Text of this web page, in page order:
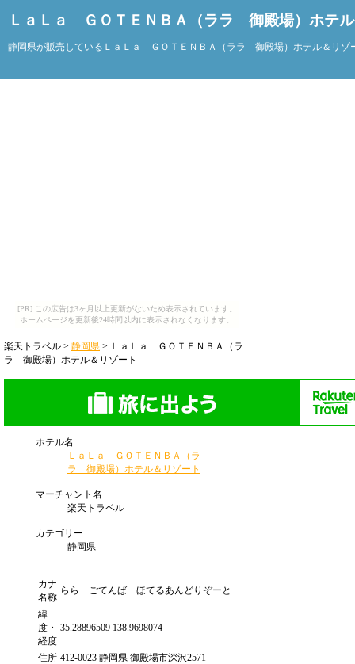
[PR] この広告は3ヶ月以上更新がないため表示されています。
ホームページを更新後24時間以内に表示されなくなります。
ＬａＬａ ＧＯＴＥＮＢＡ（ララ 御殿場）ホテ
静岡県が販売しているＬａＬａ ＧＯＴＥＮＢＡ（ララ 御殿場）ホテル＆リゾ
楽天トラベル > 静岡県 > ＬａＬａ ＧＯＴＥＮＢＡ（ラ
ラ 御殿場）ホテル＆リゾート
ホテル名
ＬａＬａ ＧＯＴＥＮＢＡ（ラ
ラ 御殿場）ホテル＆リゾート
マーチャント名
楽天トラベル
カテゴリー
静岡県
カナ
名称
らら ごてんば ほてるあんどりぞーと
緯
度・
経度
35.28896509 138.9698074
住所 412-0023 静岡県 御殿場市深沢2571